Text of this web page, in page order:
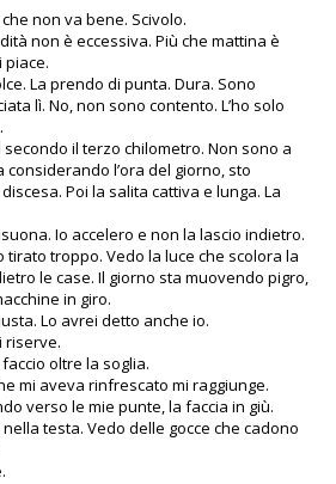
non va bene. Scivolo.
non è eccessiva. Più che mattina è
piace.
La prendo di punta. Dura. Sono
lì. No, non sono contento. L’ho solo
il terzo chilometro. Non sono a
l’ora del giorno, sto
Poi la salita cattiva e lunga. La
Io accelero e non la lascio indietro.
tirato troppo. Vedo la luce che scolora la
le case. Il giorno sta muovendo pigro,
in giro.
Lo avrei detto anche io.
riserve.
oltre la soglia.
mi aveva rinfrescato mi raggiunge.
verso le mie punte, la faccia in giù.
testa. Vedo delle gocce che cadono